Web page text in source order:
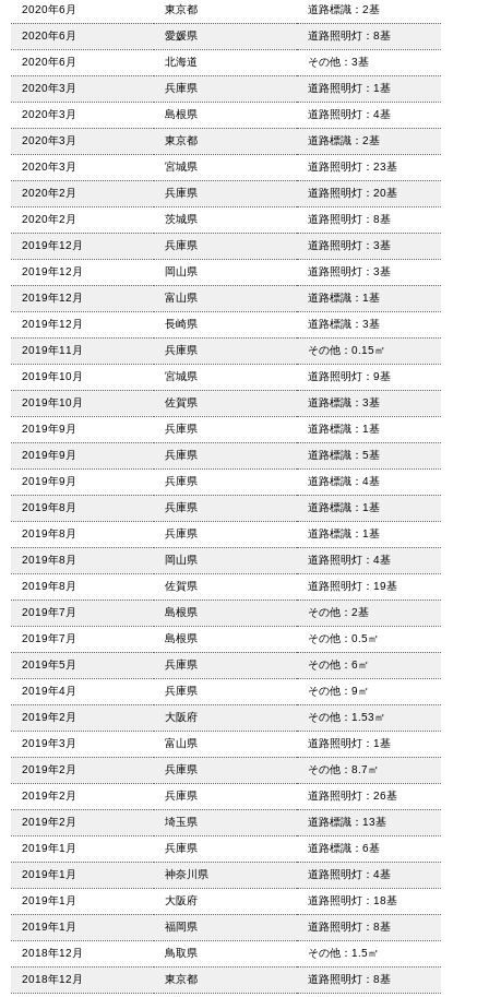
2020年6月 東京都 道路標識：2基
2020年6月 愛媛県 道路照明灯：8基
2020年6月 北海道 その他：3基
2020年3月 兵庫県 道路照明灯：1基
2020年3月 島根県 道路照明灯：4基
2020年3月 東京都 道路標識：2基
2020年3月 宮城県 道路照明灯：23基
2020年2月 兵庫県 道路照明灯：20基
2020年2月 茨城県 道路照明灯：8基
2019年12月 兵庫県 道路照明灯：3基
2019年12月 岡山県 道路照明灯：3基
2019年12月 富山県 道路標識：1基
2019年12月 長崎県 道路標識：3基
2019年11月 兵庫県 その他：0.15㎡
2019年10月 宮城県 道路照明灯：9基
2019年10月 佐賀県 道路標識：3基
2019年9月 兵庫県 道路標識：1基
2019年9月 兵庫県 道路標識：5基
2019年9月 兵庫県 道路標識：4基
2019年8月 兵庫県 道路標識：1基
2019年8月 兵庫県 道路標識：1基
2019年8月 岡山県 道路照明灯：4基
2019年8月 佐賀県 道路照明灯：19基
2019年7月 島根県 その他：2基
2019年7月 島根県 その他：0.5㎡
2019年5月 兵庫県 その他：6㎡
2019年4月 兵庫県 その他：9㎡
2019年2月 大阪府 その他：1.53㎡
2019年3月 富山県 道路照明灯：1基
2019年2月 兵庫県 その他：8.7㎡
2019年2月 兵庫県 道路照明灯：26基
2019年2月 埼玉県 道路標識：13基
2019年1月 兵庫県 道路標識：6基
2019年1月 神奈川県 道路照明灯：4基
2019年1月 大阪府 道路照明灯：18基
2019年1月 福岡県 道路照明灯：8基
2018年12月 鳥取県 その他：1.5㎡
2018年12月 東京都 道路照明灯：8基